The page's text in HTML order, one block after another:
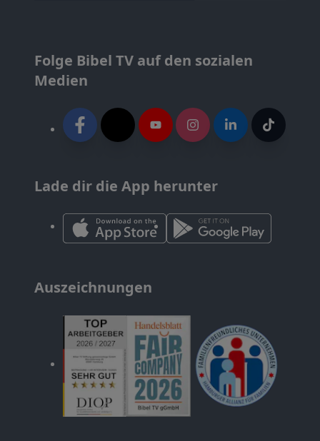
Folge Bibel TV auf den sozialen
Medien
Lade dir die App herunter
Auszeichnungen